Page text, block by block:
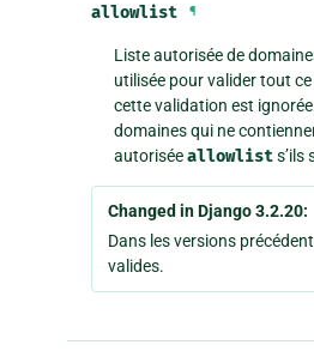
allowlist ¶
Liste autorisée de
utilisée pour valider tout
cette validation est
domaines qui ne
autoriséeallowlists’ils
Changed in Django 3.2.20:
Dans les versions
valides.